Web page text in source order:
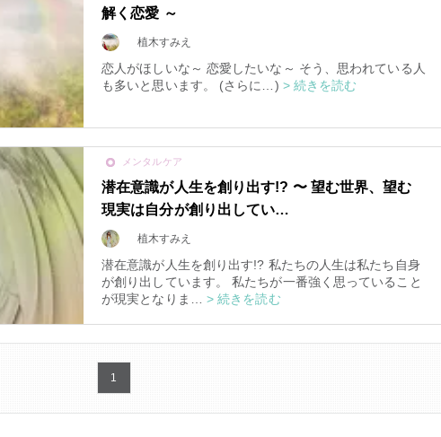
解く恋愛 ～
植木すみえ
恋人がほしいな～ 恋愛したいな～ そう、思われている人
も多いと思います。 (さらに…) > 続きを読む
メンタルケア
潜在意識が人生を創り出す!? 〜 望む世界、望む
現実は自分が創り出してい…
植木すみえ
潜在意識が人生を創り出す!? 私たちの人生は私たち自身
が創り出しています。 私たちが一番強く思っていること
が現実となりま… > 続きを読む
1
かす原動力～あ…
3